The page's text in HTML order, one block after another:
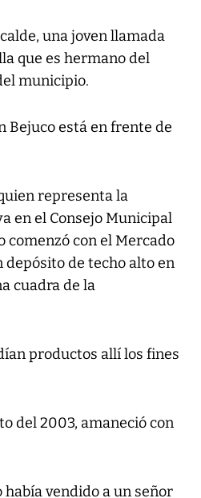
una joven llamada
que es hermano del
municipio.
Bejuco está en frente de
representa la
en el Consejo Municipal
comenzó con el Mercado
depósito de techo alto en
cuadra de la
productos allí los fines
del 2003, amaneció con
había vendido a un señor